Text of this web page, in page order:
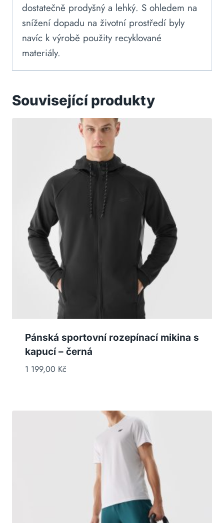
dostatečně prodyšný a lehký. S ohledem na
snížení dopadu na životní prostředí byly
navíc k výrobě použity recyklované
materiály.
Související produkty
Pánská sportovní rozepínací mikina s
kapucí – černá
1 199,00 Kč